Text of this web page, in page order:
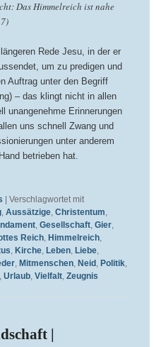
Das Himmelreich ist nahe
Rede Jesu, in der er
um zu predigen und
Auftrag unter den Begriff
– das klingt nicht in allen
unangenehme Erinnerungen
uns schnell Zwang und
unter anderem
betrieben hat.
| Verschlagwortet mit
, Aussätzige, Christentum,
, Gesellschaft, Gier,
Reich, Himmelreich,
, Kirche, Leben, Liebe,
, Mitmenschen, Neid, Politik,
Urlaub, Vielfalt, Zeugnis
|